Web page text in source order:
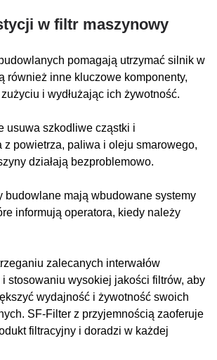
w filtr maszynowy
pomagają utrzymać silnik w
również inne kluczowe komponenty,
i wydłużając ich żywotność.
usuwa szkodliwe cząstki i
z powietrza, paliwa i oleju smarowego,
działają bezproblemowo.
budowlane mają wbudowane systemy
informują operatora, kiedy należy
zalecanych interwałów
stosowaniu wysokiej jakości filtrów, aby
wydajność i żywotność swoich
SF-Filter z przyjemnością zaoferuje
filtracyjny i doradzi w każdej